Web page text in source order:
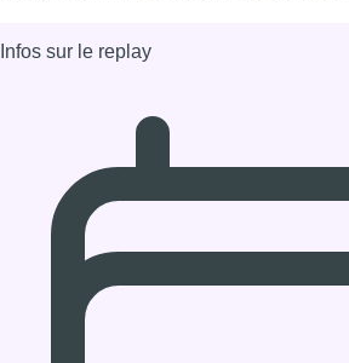
Infos sur le replay